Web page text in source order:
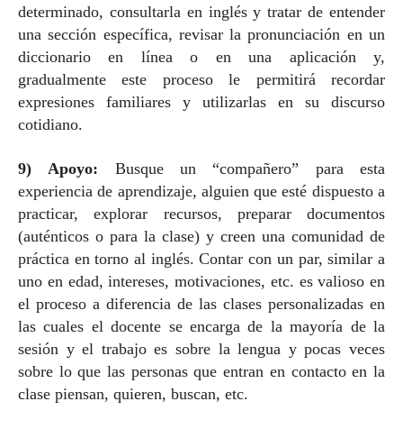
determinado, consultarla en inglés y tratar de entender
una sección específica, revisar la pronunciación en un
diccionario en línea o en una aplicación y,
gradualmente este proceso le permitirá recordar
expresiones familiares y utilizarlas en su discurso
cotidiano.
9) Apoyo: Busque un “compañero” para esta
experiencia de aprendizaje, alguien que esté dispuesto a
practicar, explorar recursos, preparar documentos
(auténticos o para la clase) y creen una comunidad de
práctica en torno al inglés. Contar con un par, similar a
uno en edad, intereses, motivaciones, etc. es valioso en
el proceso a diferencia de las clases personalizadas en
las cuales el docente se encarga de la mayoría de la
sesión y el trabajo es sobre la lengua y pocas veces
sobre lo que las personas que entran en contacto en la
clase piensan, quieren, buscan, etc.